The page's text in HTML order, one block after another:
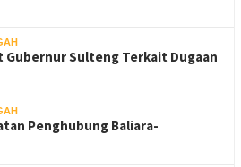
Gubernur Sulteng Terkait Dugaan
Penghubung Baliara-